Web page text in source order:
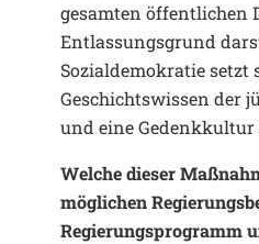
gesamten öffentlichen
Entlassungsgrund
Sozialdemokratie setzt
Geschichtswissen der
und eine Gedenkkultur
Welche dieser
möglichen
Regierungsprogramm